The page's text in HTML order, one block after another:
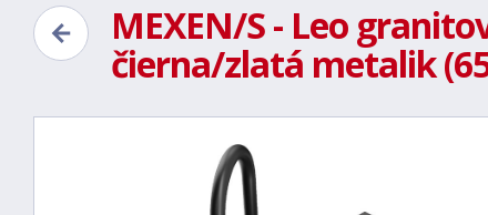
MEXEN/S - Leo
čierna/zlatá metalik